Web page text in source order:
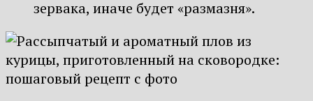
зервака, иначе будет «размазня».